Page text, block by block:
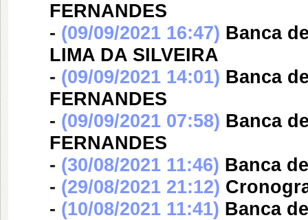
FERNANDES
- (09/09/2021 16:47) Banca
LIMA DA SILVEIRA
- (09/09/2021 14:01) Banca
FERNANDES
- (09/09/2021 07:58) Banca
FERNANDES
- (30/08/2021 11:46) Banca
- (29/08/2021 21:12)
- (10/08/2021 11:41) Banca